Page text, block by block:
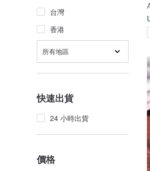
台灣
香港
所有地區
快速出貨
24 小時出貨
價格